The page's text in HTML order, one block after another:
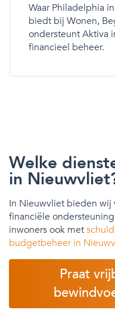
Waar Philadelphia
biedt bij Wonen,
ondersteunt Aktiva
financieel beheer.
Welke
in
In Nieuwvliet bieden wij
financiële
inwoners ook met
budgetbeheer in
Praat